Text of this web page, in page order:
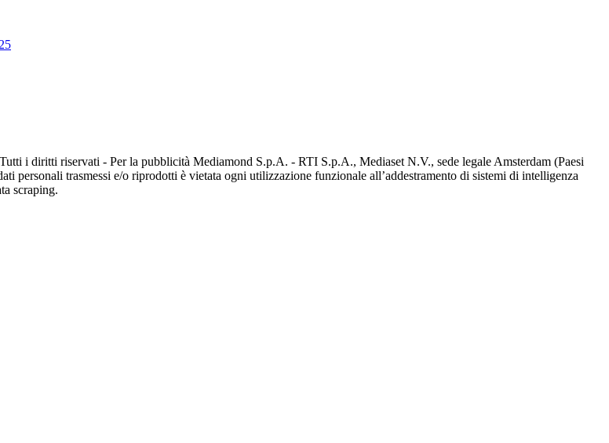
i diritti riservati - Per la pubblicità Mediamond S.p.A. - RTI S.p.A., Mediaset N.V., sede legale Amsterdam (Paesi
personali trasmessi e/o riprodotti è vietata ogni utilizzazione funzionale all’addestramento di sistemi di intelligenza
scraping.